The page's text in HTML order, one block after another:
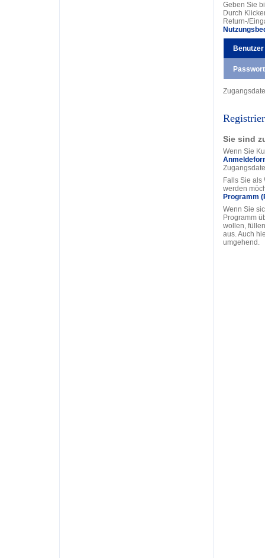
Geben Sie
Durch
Return-/
Benutzer
Passwort
Sie sind
Wenn Sie
Falls Sie als
werden
Programm
Wenn Sie
Programm
wollen,
aus. Auch
umgehend.